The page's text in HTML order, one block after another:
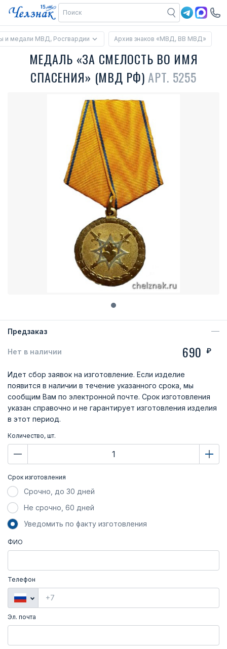
и медали МВД, Росгвардии Архив знаков «МВД, ВВ МВД»
МЕДАЛЬ «ЗА СМЕЛОСТЬ ВО ИМЯ
СПАСЕНИЯ» (МВД РФ)АРТ. 5255
Предзаказ
Нет в наличии 690 ₽
Идет сбор заявок на изготовление. Если изделие
появится в наличии в течение указанного срока, мы
сообщим Вам по электронной почте. Срок изготовления
указан справочно и не гарантирует изготовления изделия
в этот период.
Количество, шт.
Срок изготовления
Срочно, до 30 дней
Не срочно, 60 дней
Уведомить по факту изготовления
ФИО
Телефон
Эл. почта